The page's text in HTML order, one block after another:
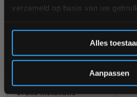
verzameld op basis van uw
Alles
Aanpassen
-5%
Lifemaxx LMX1045 Dual
Gratis Installatie
Inschrijven
*Verzendkosten vallen